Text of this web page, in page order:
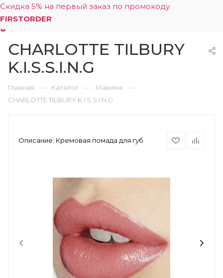
Скидка 5% на первый заказ по промокоду
FIRSTORDER
0
CHARLOTTE TILBURY
K.I.S.S.I.N.G
Главная — Каталог — Макияж —
CHARLOTTE TILBURY K.I.S.S.I.N.G
Описание: Кремовая помада для губ